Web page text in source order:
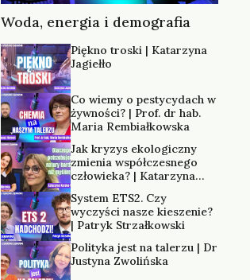
Woda, energia i demografia
Piękno troski | Katarzyna
Jagiełło
Co wiemy o pestycydach w
żywności? | Prof. dr hab.
Maria Rembiałkowska
Jak kryzys ekologiczny
zmienia współczesnego
człowieka? | Katarzyna
System ETS2. Czy
wyczyści nasze kieszenie?
| Patryk Strzałkowski
Polityka jest na talerzu | Dr
Justyna Zwolińska